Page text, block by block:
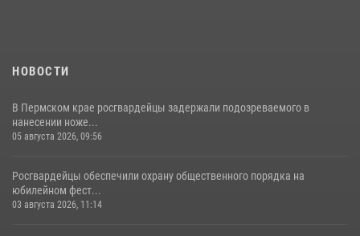
НОВОСТИ
В Пермском крае росгвардейцы задержали подозреваемого в
нанесении ноже...
05 августа 2026, 09:56
Росгвардейцы обеспечили охрану общественного порядка на
юбилейном фест...
03 августа 2026, 11:14